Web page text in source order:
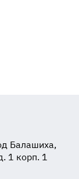
Балашиха,
1 корп. 1